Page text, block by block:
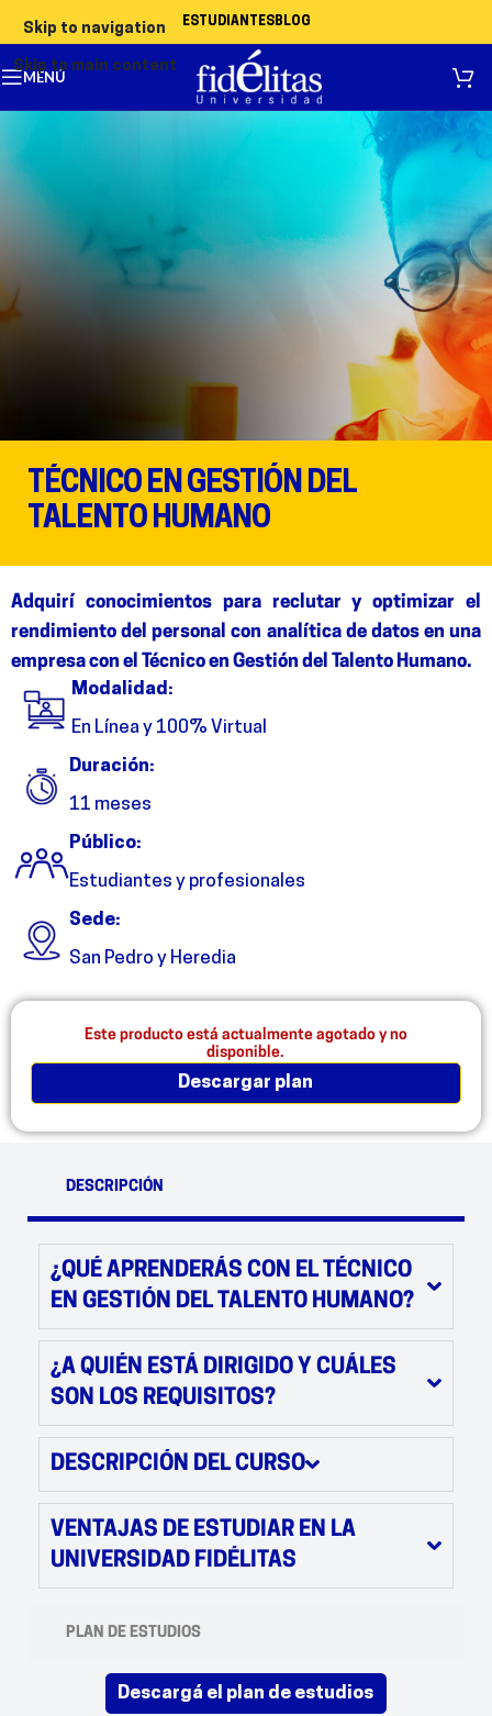
Skip to navigation
Skip to main content
ESTUDIANTESBLOG
MENÚ
TÉCNICO EN GESTIÓN DEL
TALENTO HUMANO
Adquirí conocimientos para reclutar y optimizar el
rendimiento del personalcon analítica de datos en una
empresa con el Técnico en Gestión del Talento Humano.
Modalidad:
En Línea y 100% Virtual
Duración:
11 meses
Público:
Estudiantes y profesionales
Sede:
San Pedro y Heredia
Este producto está actualmente agotado y no
disponible.
descargar plan
DESCRIPCIÓN
PLAN DE ESTUDIOS
¿QUÉ APRENDERÁS CON EL TÉCNICO
EN GESTIÓN DEL TALENTO HUMANO?
¿A QUIÉN ESTÁ DIRIGIDO Y CUÁLES
SON LOS REQUISITOS?
DESCRIPCIÓN DEL CURSO
VENTAJAS DE ESTUDIAR EN LA
UNIVERSIDAD FIDÉLITAS
descargá el plan de estudios